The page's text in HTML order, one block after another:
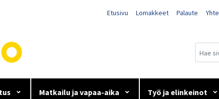
Etusivu Lomakkeet Palaute
Matkailu ja vapaa-aika Työ ja elinkeinot